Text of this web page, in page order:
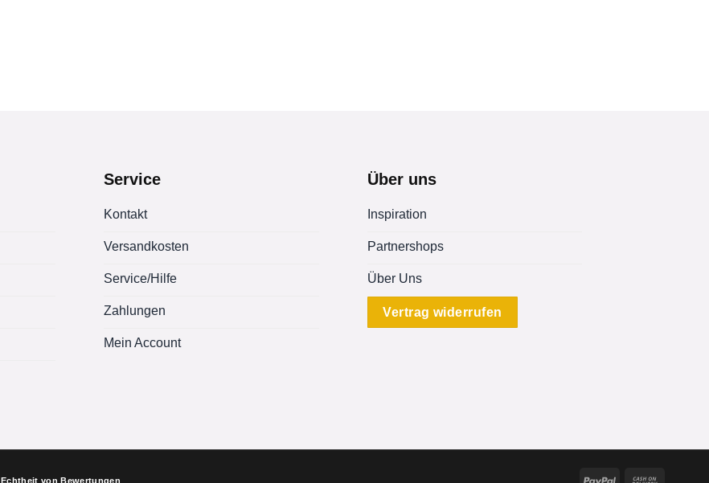
Service
Kontakt
Versandkosten
Service/Hilfe
Zahlungen
Mein Account
Über uns
Inspiration
Partnershops
Über Uns
Vertrag widerrufen
Echtheit von Bewertungen PayPal